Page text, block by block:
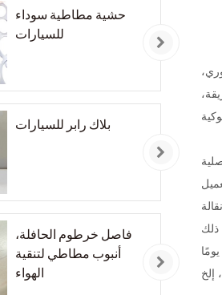
الطريقة،
حشية مطاطية سوداء
للسيارات
بلاك رابر للسيارات
فاصل خرطوم الحافلة،
أنبوب مطاطي لتنقية
الهواء